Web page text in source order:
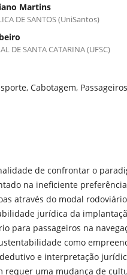
Martins
DE SANTOS (UniSantos)
DE SANTA CATARINA (UFSC)
Cabotagem,
de confrontar o
na ineficiente
através do modal
jurídica da
para passageiros na
como
e interpretação
requer uma mudança de